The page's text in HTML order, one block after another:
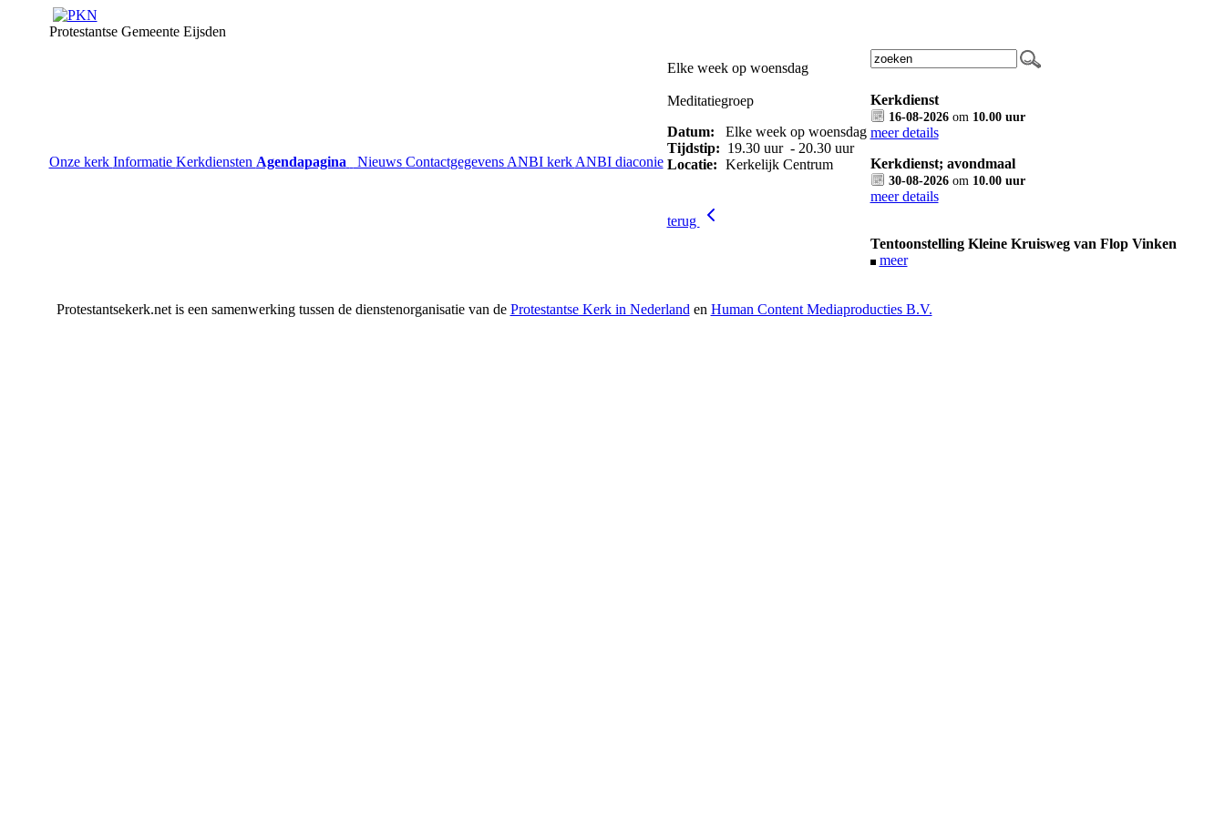
Protestantse Gemeente Eijsden
Onze kerk Informatie Kerkdiensten Agendapagina Nieuws Contactgegevens ANBI kerk ANBI diaconie
Elke week op woensdag
Meditatiegroep
Datum:
Elke week op woensdag
Tijdstip: 19.30 uur - 20.30 uur
Locatie: Kerkelijk Centrum
terug
Kerkdienst
16-08-2026om 10.00 uur
meer details
Kerkdienst; avondmaal
30-08-2026om 10.00 uur
meer details
Tentoonstelling Kleine Kruisweg van Flop Vinken
meer
Protestantsekerk.net is een samenwerking tussen de dienstenorganisatie van de Protestantse Kerk in Nederland en Human Content Mediaproducties B.V.